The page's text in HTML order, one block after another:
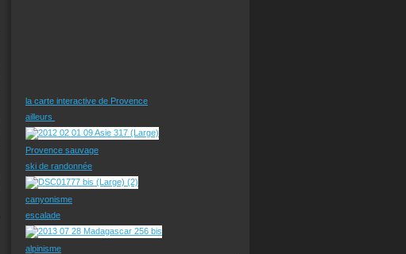
la carte interactive de Provence
ailleurs
Provence sauvage
ski de randonnée
canyonisme
escalade
alpinisme